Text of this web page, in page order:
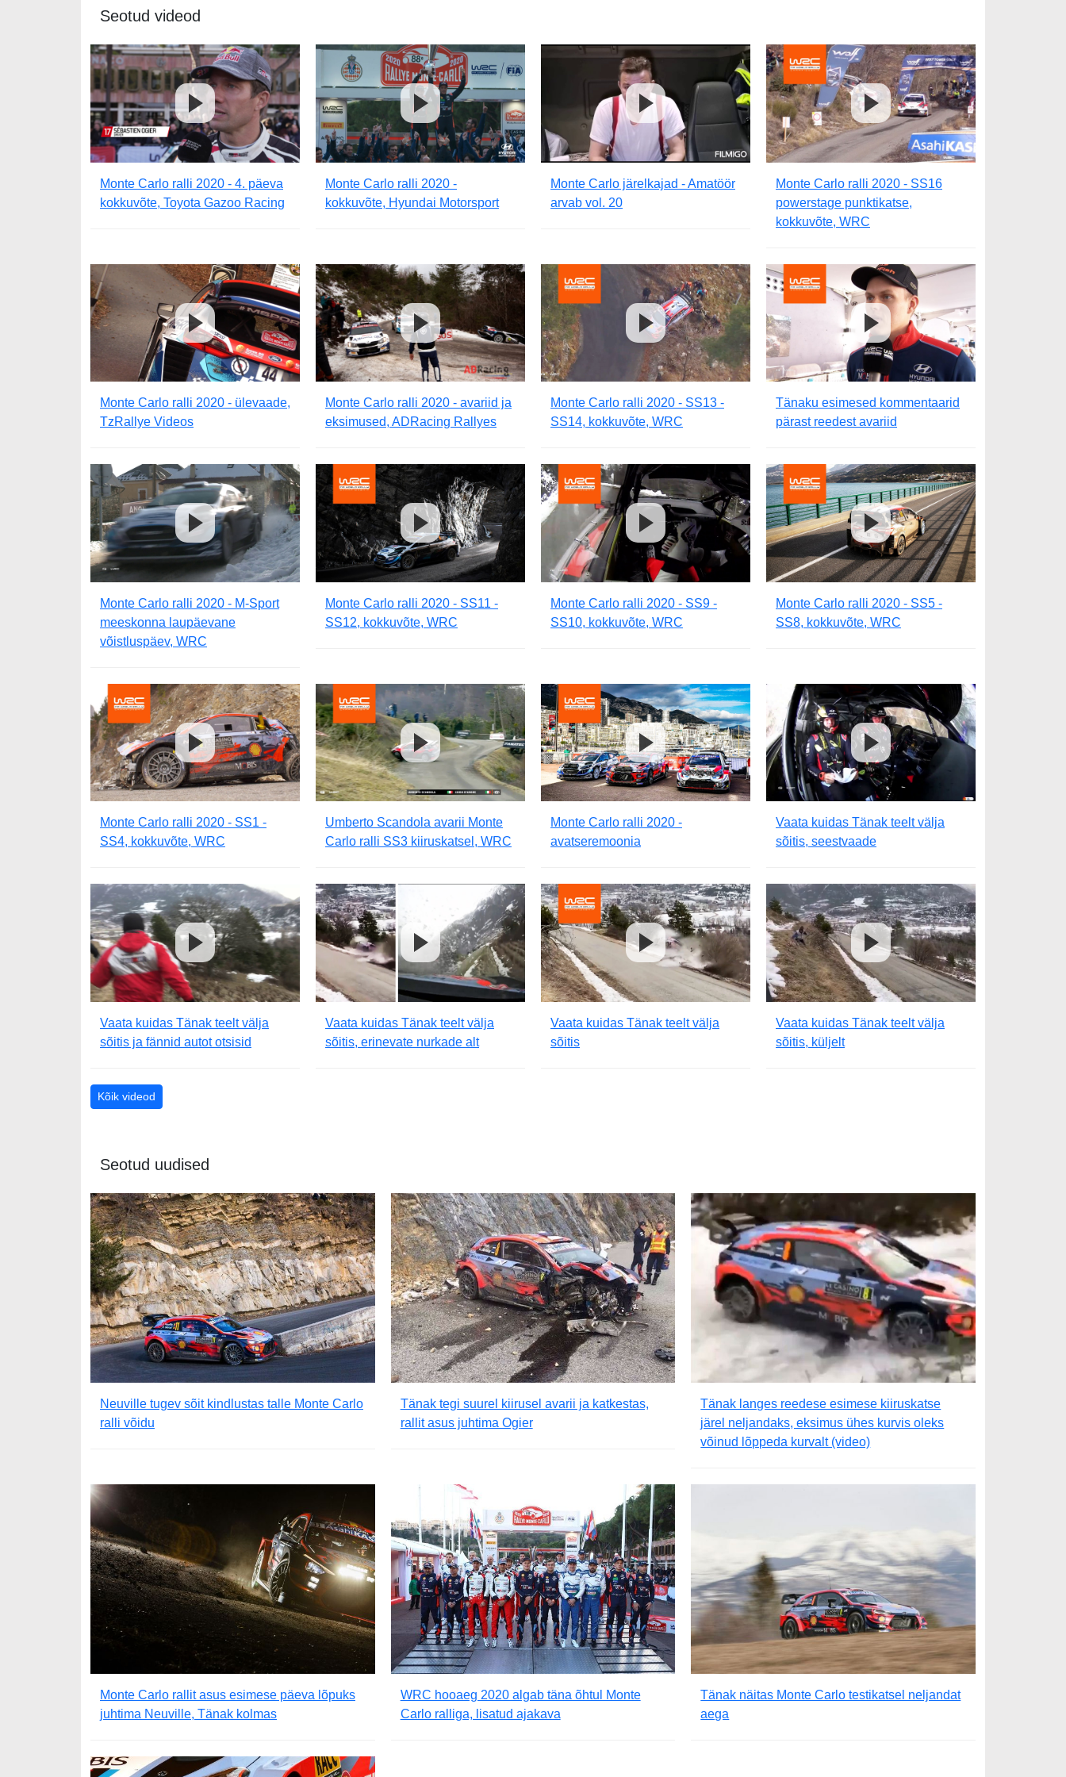
Seotud videod
Monte Carlo ralli 2020 - 4. päeva
kokkuvõte, Toyota Gazoo Racing
Monte Carlo ralli 2020 -
kokkuvõte, Hyundai Motorsport
Monte Carlo järelkajad - Amatöör
arvab vol. 20
Monte Carlo ralli 2020 - SS16
powerstage punktikatse,
kokkuvõte, WRC
Monte Carlo ralli 2020 - ülevaade,
TzRallye Videos
Monte Carlo ralli 2020 - avariid ja
eksimused, ADRacing Rallyes
Monte Carlo ralli 2020 - SS13 -
SS14, kokkuvõte, WRC
Tänaku esimesed kommentaarid
pärast reedest avariid
Monte Carlo ralli 2020 - M-Sport
meeskonna laupäevane
võistluspäev, WRC
Monte Carlo ralli 2020 - SS11 -
SS12, kokkuvõte, WRC
Monte Carlo ralli 2020 - SS9 -
SS10, kokkuvõte, WRC
Monte Carlo ralli 2020 - SS5 -
SS8, kokkuvõte, WRC
Monte Carlo ralli 2020 - SS1 -
SS4, kokkuvõte, WRC
Umberto Scandola avarii Monte
Carlo ralli SS3 kiiruskatsel, WRC
Monte Carlo ralli 2020 -
avatseremoonia
Vaata kuidas Tänak teelt välja
sõitis, seestvaade
Vaata kuidas Tänak teelt välja
sõitis ja fännid autot otsisid
Vaata kuidas Tänak teelt välja
sõitis, erinevate nurkade alt
Vaata kuidas Tänak teelt välja
sõitis
Vaata kuidas Tänak teelt välja
sõitis, küljelt
Kõik videod
Seotud uudised
Neuville tugev sõit kindlustas talle Monte Carlo
ralli võidu
Tänak tegi suurel kiirusel avarii ja katkestas,
rallit asus juhtima Ogier
Tänak langes reedese esimese kiiruskatse
järel neljandaks, eksimus ühes kurvis oleks
võinud lõppeda kurvalt (video)
Monte Carlo rallit asus esimese päeva lõpuks
juhtima Neuville, Tänak kolmas
WRC hooaeg 2020 algab täna õhtul Monte
Carlo ralliga, lisatud ajakava
Tänak näitas Monte Carlo testikatsel neljandat
aega